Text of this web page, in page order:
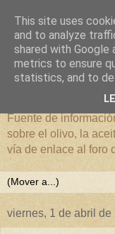
El
Fuente de
sobre el olivo, la
vía de enlace al foro
viernes, 1 de abril de
This site uses
and to analyze
shared with Google
metrics to ensure
statistics, and to